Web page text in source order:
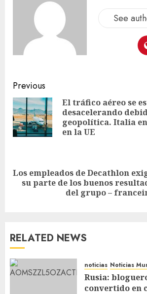
See
Previous
El tráfico aéreo se
desacelerando
geopolítica. Italia
en la UE
Los empleados de Decathlon
su parte de los buenos
del grupo –
RELATED NEWS
noticias Noticias
Rusia:
convertido en